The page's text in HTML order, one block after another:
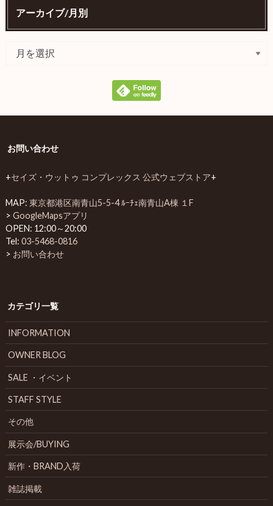
アーカイブ/月別
お問い合わせ
+セイズ・ウットゥ コンプレックス 公式ウェブストア+
MAP: 東京都港区南青山5-5-4 ﾙｰﾁｪ南青山A棟 １F
> GoogleMapsアプリ
OPEN: 12:00～20:00
Tel: 03-5468-0816
> お問い合わせ
カテゴリ一覧
INFORMATION
OWNER BLOG
SALE ・イベント
STAFF STYLE
その他
展示会/BUYING
新作・BRAND入荷
雑誌掲載